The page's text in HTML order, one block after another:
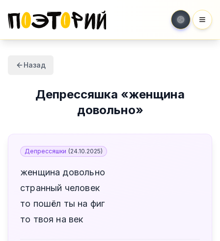
Назад
Депрессяшка «женщина
довольно»
Депрессяшки (24.10.2025)
женщина довольно
странный человек
то пошёл ты на фиг
то твоя на век